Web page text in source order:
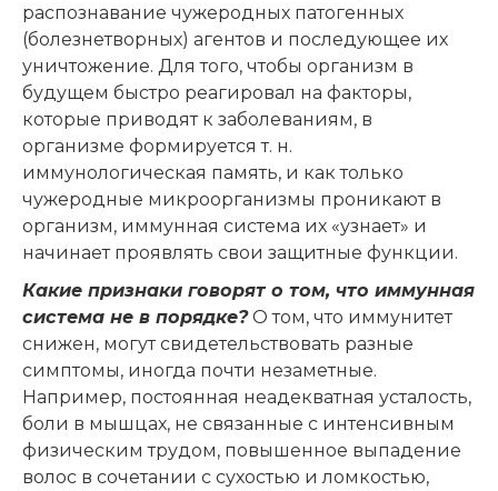
распознавание чужеродных патогенных
(болезнетворных) агентов и последующее их
уничтожение. Для того, чтобы организм в
будущем быстро реагировал на факторы,
которые приводят к заболеваниям, в
организме формируется т. н.
иммунологическая память, и как только
чужеродные микроорганизмы проникают в
организм, иммунная система их «узнает» и
начинает проявлять свои защитные функции.
Какие признаки говорят о том, что иммунная
система не в порядке?О том, что иммунитет
снижен, могут свидетельствовать разные
симптомы, иногда почти незаметные.
Например, постоянная неадекватная усталость,
боли в мышцах, не связанные с интенсивным
физическим трудом, повышенное выпадение
волос в сочетании с сухостью и ломкостью,